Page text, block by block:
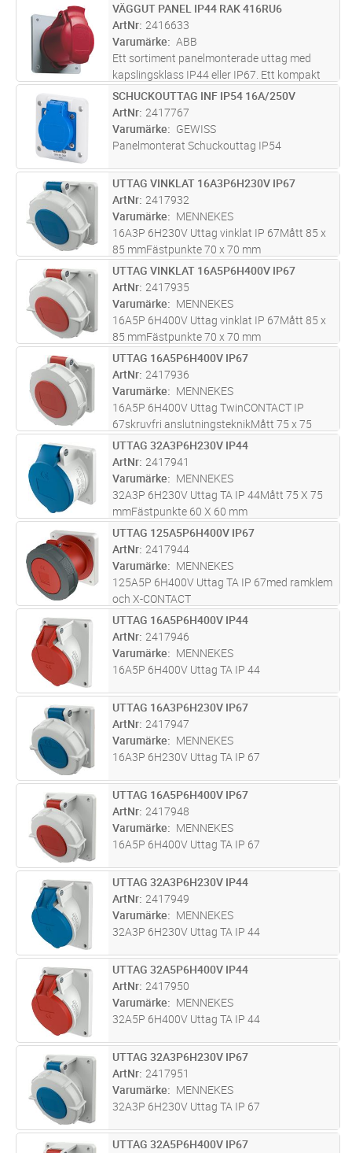
ST Lägg i kundvagn
VÄGGUT PANEL IP44 RAK 416RU6
ArtNr 2416633
Varumärke
ABB
Ett sortiment panelmonterade uttag med
kapslingsklass IP44 eller IP67. Ett kompakt
uttag med kapslingsklass IP44 och hölje av
termoplast. Typ R med rak minimerad fläns.
Typ RU med rak gemensam fläns.
ST Lägg i kundvagn
SCHUCKOUTTAG INF IP54 16A/250V
ArtNr 2417767
Varumärke
GEWISS
Panelmonterat Schuckouttag IP54
ST Lägg i kundvagn
UTTAG VINKLAT 16A3P6H230V IP67
ArtNr 2417932
Varumärke
MENNEKES
16A3P 6H230V Uttag vinklat IP 67Mått 85 x
85 mmFästpunkte 70 x 70 mm
ST Lägg i kundvagn
UTTAG VINKLAT 16A5P6H400V IP67
ArtNr 2417935
Varumärke
MENNEKES
16A5P 6H400V Uttag vinklat IP 67Mått 85 x
85 mmFästpunkte 70 x 70 mm
ST Lägg i kundvagn
UTTAG 16A5P6H400V IP67
ArtNr 2417936
Varumärke
MENNEKES
16A5P 6H400V Uttag TwinCONTACT IP
67skruvfri anslutningsteknikMått 75 x 75
mmFästpunkte 60 x 60 mm
ST Lägg i kundvagn
UTTAG 32A3P6H230V IP44
ArtNr 2417941
Varumärke
MENNEKES
32A3P 6H230V Uttag TA IP 44Mått 75 X 75
mmFästpunkte 60 X 60 mm
ST Lägg i kundvagn
UTTAG 125A5P6H400V IP67
ArtNr 2417944
Varumärke
MENNEKES
125A5P 6H400V Uttag TA IP 67med ramklem
och X-CONTACT
ST Lägg i kundvagn
UTTAG 16A5P6H400V IP44
ArtNr 2417946
Varumärke
MENNEKES
16A5P 6H400V Uttag TA IP 44
ST Lägg i kundvagn
UTTAG 16A3P6H230V IP67
ArtNr 2417947
Varumärke
MENNEKES
16A3P 6H230V Uttag TA IP 67
ST Lägg i kundvagn
UTTAG 16A5P6H400V IP67
ArtNr 2417948
Varumärke
MENNEKES
16A5P 6H400V Uttag TA IP 67
ST Lägg i kundvagn
UTTAG 32A3P6H230V IP44
ArtNr 2417949
Varumärke
MENNEKES
32A3P 6H230V Uttag TA IP 44
ST Lägg i kundvagn
UTTAG 32A5P6H400V IP44
ArtNr 2417950
Varumärke
MENNEKES
32A5P 6H400V Uttag TA IP 44
ST Lägg i kundvagn
UTTAG 32A3P6H230V IP67
ArtNr 2417951
Varumärke
MENNEKES
32A3P 6H230V Uttag TA IP 67
ST Lägg i kundvagn
UTTAG 32A5P6H400V IP67